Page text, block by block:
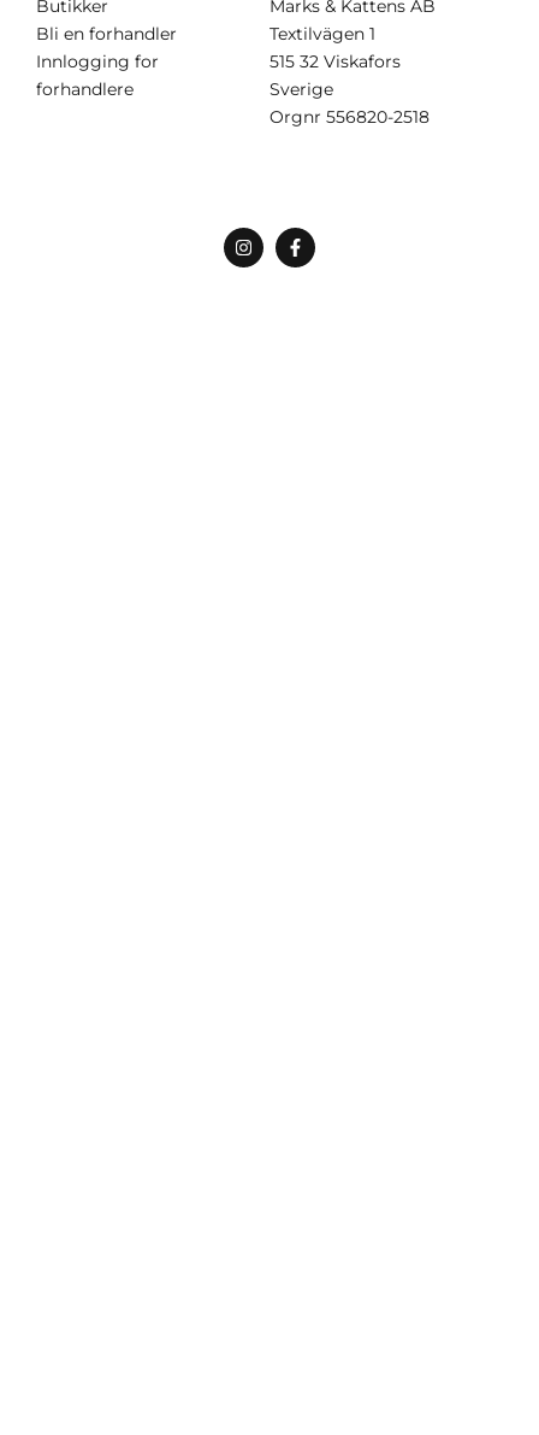
Butikker
Bli en forhandler
Innlogging for
forhandlere
Marks & Kattens AB
Textilvägen 1
515 32 Viskafors
Sverige
Orgnr 556820-2518